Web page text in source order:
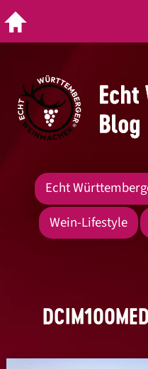
Echt
Wein-Lifestyle